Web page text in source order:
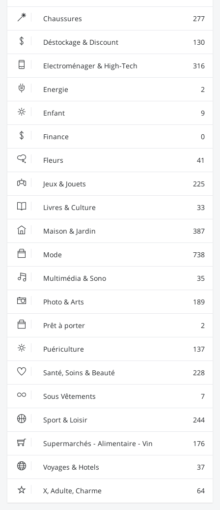
Chaussures 277
Déstockage & Discount 130
Electroménager & High-Tech 316
Energie 2
Enfant 9
Finance 0
Fleurs 41
Jeux & Jouets 225
Livres & Culture 33
Maison & Jardin 387
Mode 738
Multimédia & Sono 35
Photo & Arts 189
Prêt à porter 2
Puériculture 137
Santé, Soins & Beauté 228
Sous Vêtements 7
Sport & Loisir 244
Supermarchés - Alimentaire - Vin 176
Voyages & Hotels 37
X, Adulte, Charme 64